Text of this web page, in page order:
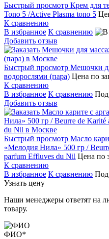
Быстрый просмотр Крем для
Tono 5 /Active Plasma tono 5
К сравнению
В избранное К сравнению
Добавить отзыв
Быстрый просмотр Мешочки
водорослями (пара) Цена по
К сравнению
В избранное К сравнению Под
Добавить отзыв
Быстрый просмотр Масло
«Мелодия Нила» 500 гр /
parfum Effluves du Nil Цена по
К сравнению
В избранное К сравнению Под
Узнать цену
Наши менеджеры ответят на
товару.
ФИО*